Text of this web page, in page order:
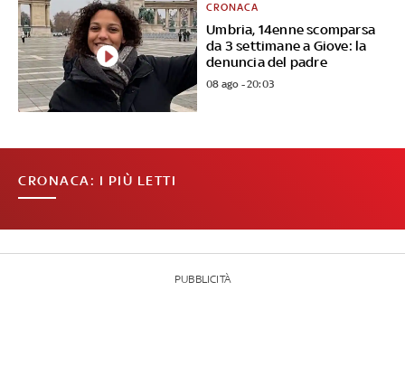
Umbria, 14enne scomparsa
da 3 settimane a Giove: la
denuncia del padre
CRONACA
08 ago - 20:03
CRONACA: I PIÙ LETTI
PUBBLICITÀ